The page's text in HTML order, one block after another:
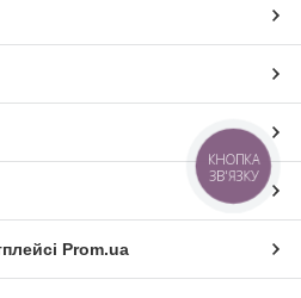
Prom.ua
КНОПКА
ЗВ'ЯЗКУ